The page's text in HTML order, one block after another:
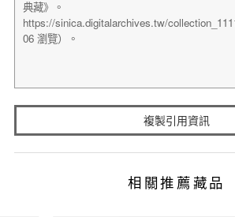
複製引用資訊
相關推薦藏品